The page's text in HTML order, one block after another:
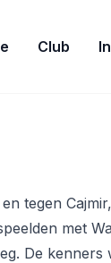
Club
tegen
met
De